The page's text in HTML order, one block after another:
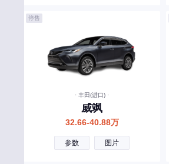
· 丰田(进口) ·
威飒
32.66-40.88万
参数 图片
停售
雪佛兰
雪铁龙
小虎